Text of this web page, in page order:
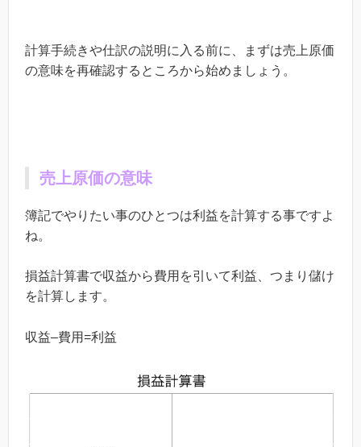
計算手続きや仕訳の説明に入る前に、まずは売上原価
の意味を再確認するところから始めましょう。
売上原価の意味
簿記でやりたい事のひとつは利益を計算する事ですよ
ね。
損益計算書で収益から費用を引いて利益、つまり儲け
を計算します。
収益–費用=利益